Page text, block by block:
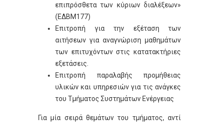
επιπρόσθετα των κύριων διαλέξεων»
(ΕΔΒΜ177)
Επιτροπή για την εξέταση των
αιτήσεων για αναγνώριση μαθημάτων
των επιτυχόντων στις κατατακτήριες
εξετάσεις.
Επιτροπή παραλαβής προμήθειας
υλικών και υπηρεσιών για τις ανάγκες
του Τμήματος Συστημάτων Ενέργειας
Για μία σειρά θεμάτων του τμήματος, αντί